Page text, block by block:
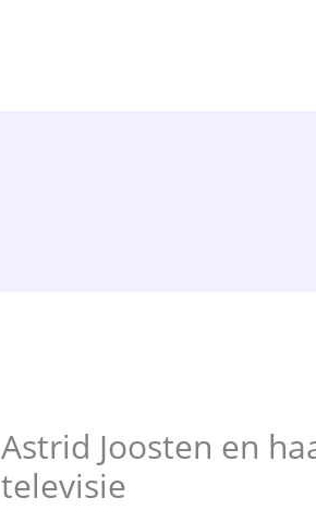
Astrid Joosten en
televisie